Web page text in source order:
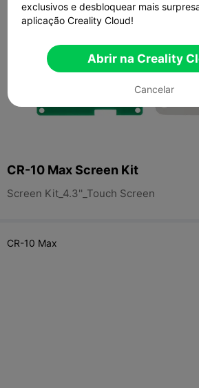
CR-10 Max Screen Kit
Screen Kit_4.3''_Touch Screen
CR-10 Max
exclusivos e desbloquear mais
aplicação Creality Cloud!
Abrir na Creality
Cancelar